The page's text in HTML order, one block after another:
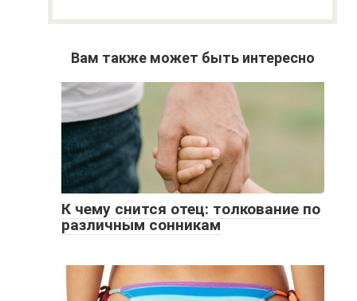
Вам также может быть интересно
К чему снится отец: толкование по
различным сонникам